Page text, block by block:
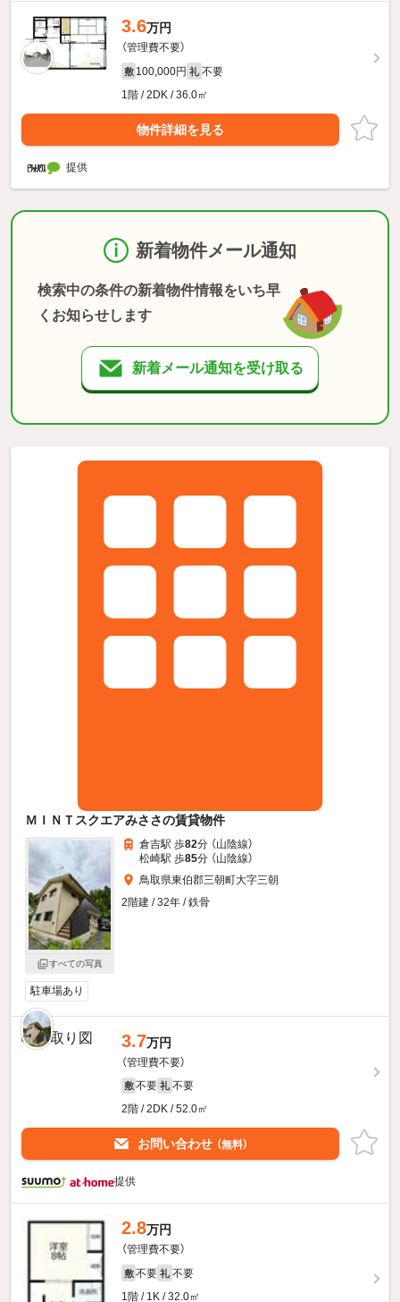
3.6万円
（管理費不要）
敷 100,000円 礼 不要
1階 / 2DK / 36.0㎡
物件詳細を見る
提供
新着物件メール通知
検索中の条件の新着物件情報をいち早
くお知らせします
新着メール通知を受け取る
ＭＩＮＴスクエアみささの賃貸物件
すべての写真
倉吉駅 歩82分 （山陰線）
松崎駅 歩85分 （山陰線）
鳥取県東伯郡三朝町大字三朝
2階建 / 32年 / 鉄骨
駐車場あり
3.7万円
（管理費不要）
敷 不要 礼 不要
2階 / 2DK / 52.0㎡
お問い合わせ （無料）
提供
2.8万円
（管理費不要）
敷 不要 礼 不要
1階 / 1K / 32.0㎡